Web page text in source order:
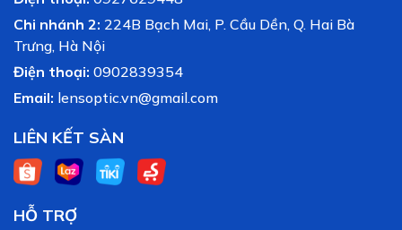
Chi nhánh 2: 224B Bạch Mai, P. Cầu Dền, Q. Hai Bà
Trưng, Hà Nội
Điện thoại: 0902839354
Email: lensoptic.vn@gmail.com
LIÊN KẾT SÀN
HỖ TRỢ